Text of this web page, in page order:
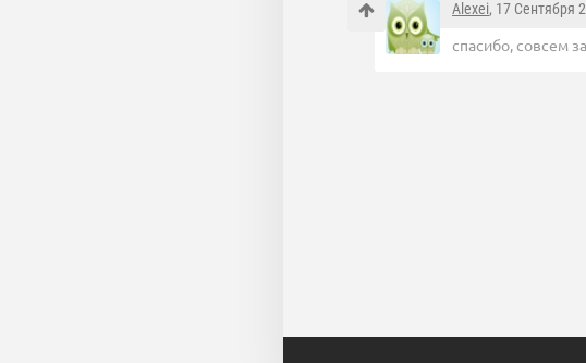
Alexei, 17 Сентября
спасибо, совсем